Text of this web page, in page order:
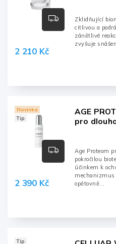
2 210 Kč
Zklidňující
citlivou a
zánětlivé
zvyšuje
Novinka
Tip
AGE
pro
pipeta s
2 390 Kč
Age Proteom
pokročilou
účinkem k
mechanizmus
opětovně...
Tip